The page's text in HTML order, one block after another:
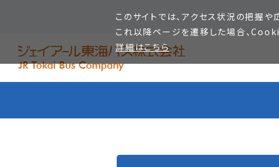
このサイトでは、アクセス状況の把握
これ以降ページを遷移した場合、
詳細はこちら